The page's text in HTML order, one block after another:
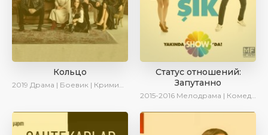
Кольцо
2019 Драма | Боевик | Криминал
Статус отношений:
Запутанно
2015-2016 Мелодрама | Комедия